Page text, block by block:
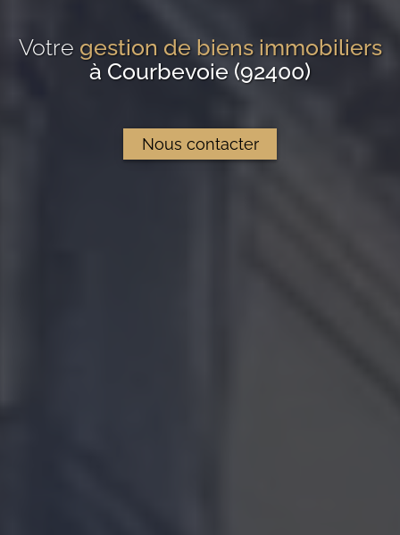
Votre gestion de biens immobiliers
à Courbevoie (92400)
Nous contacter